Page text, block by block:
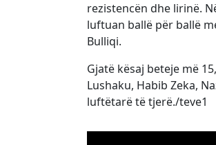
rezistencën dhe lirinë.
luftuan ballë për ballë
Bulliqi.
Gjatë kësaj beteje më
Lushaku, Habib Zeka,
luftëtarë të tjerë./teve1